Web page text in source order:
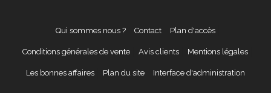
Qui sommes nous ? Contact Plan d'accès
Conditions générales de vente Avis clients Mentions légales
Les bonnes affaires Plan du site Interface d'administration